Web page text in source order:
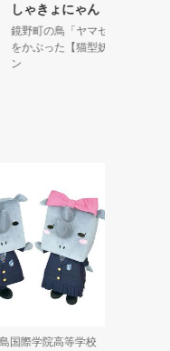
しゃきょにゃん
鏡野町の鳥「ヤマセミ」の
をかぶった【猫型妖精】だ
学院高等学校